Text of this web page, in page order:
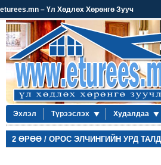
eturees.mn – Үл Хөдлөх Хөрөнгө Зууч
Эхлэл Түрээслэх Худалдаа
2 ӨРӨӨ / ОРОС ЭЛЧИНГИЙН УРД